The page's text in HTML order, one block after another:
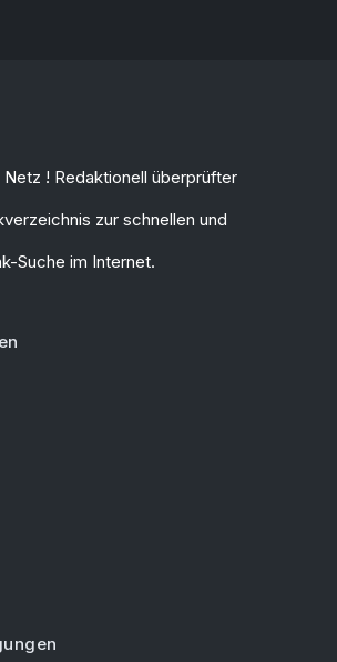
! Redaktionell überprüfter
zur schnellen und
Suche im Internet.